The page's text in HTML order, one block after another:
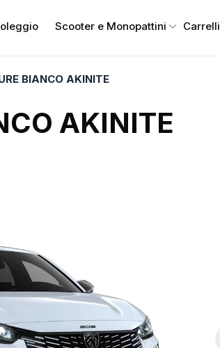
Scooter e Monopattini Carrelli
BIANCO AKINITE
AKINITE